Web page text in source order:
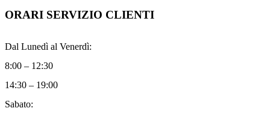
ORARI SERVIZIO CLIENTI
Dal Lunedì al Venerdì:
8:00 – 12:30
14:30 – 19:00
Sabato: